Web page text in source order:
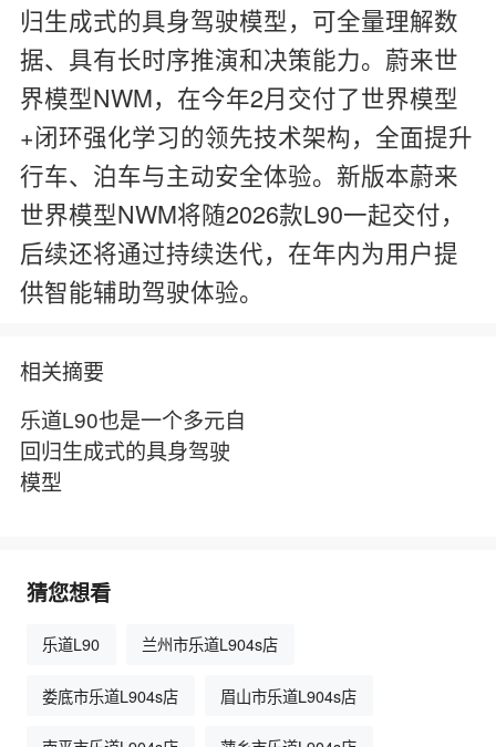
归生成式的具身驾驶模型，可全量理解数
据、具有长时序推演和决策能力。蔚来世
界模型NWM，在今年2月交付了世界模型
+闭环强化学习的领先技术架构，全面提升
行车、泊车与主动安全体验。新版本蔚来
世界模型NWM将随2026款L90一起交付，
后续还将通过持续迭代，在年内为用户提
供智能辅助驾驶体验。
相关摘要
乐道L90也是一个多元自
回归生成式的具身驾驶
模型
猜您想看
乐道L90 兰州市乐道L904s店
娄底市乐道L904s店 眉山市乐道L904s店